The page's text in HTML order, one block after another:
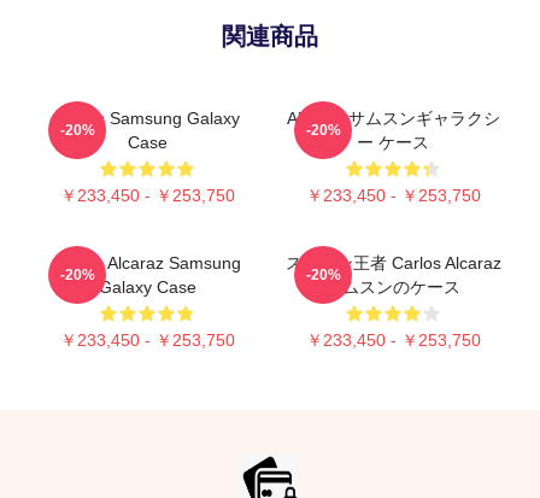
関連商品
Carlos Samsung Galaxy
Case
￥233,450 - ￥253,750
-20%
Alcaraz サムスンギャラクシ
ー ケース
￥233,450 - ￥253,750
-20%
Carlos Alcaraz Samsung
Galaxy Case
￥233,450 - ￥253,750
-20%
スペイン王者 Carlos Alcaraz
サムスンのケース
￥233,450 - ￥253,750
-20%